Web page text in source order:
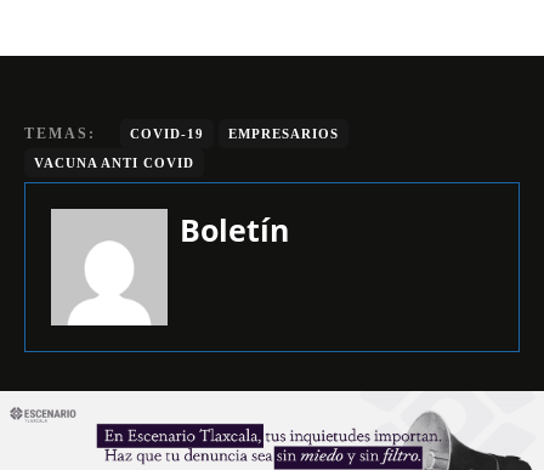
TEMAS: COVID-19
EMPRESARIOS
VACUNA ANTI COVID
Boletín